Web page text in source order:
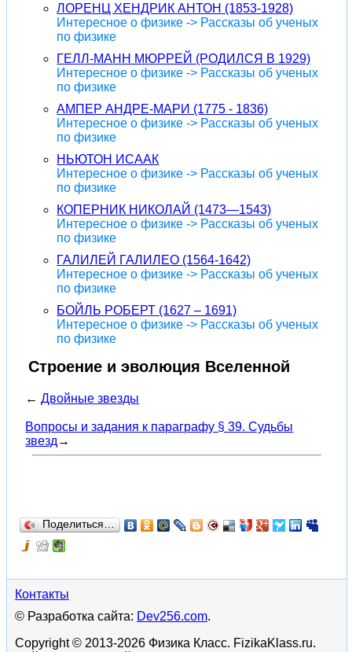
ЛОРЕНЦ ХЕНДРИК АНТОН (1853-1928)
Интересное о физике -> Рассказы об ученых
по физике
ГЕЛЛ-МАНН МЮРРЕЙ (РОДИЛСЯ В 1929)
Интересное о физике -> Рассказы об ученых
по физике
АМПЕР АНДРЕ-МАРИ (1775 - 1836)
Интересное о физике -> Рассказы об ученых
по физике
НЬЮТОН ИСААК
Интересное о физике -> Рассказы об ученых
по физике
КОПЕРНИК НИКОЛАЙ (1473—1543)
Интересное о физике -> Рассказы об ученых
по физике
ГАЛИЛЕЙ ГАЛИЛЕО (1564-1642)
Интересное о физике -> Рассказы об ученых
по физике
БОЙЛЬ РОБЕРТ (1627 – 1691)
Интересное о физике -> Рассказы об ученых
по физике
Строение и эволюция Вселенной
←Двойные звезды
Вопросы и задания к параграфу § 39. Судьбы
звезд →
Поделиться…
Контакты
© Разработка сайта: Dev256.com.
Copyright © 2013-2026 Физика Класс. FizikaKlass.ru.